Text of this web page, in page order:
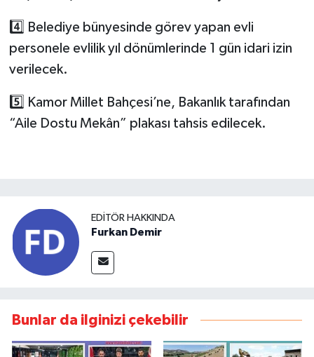
4️⃣ Belediye bünyesinde görev yapan evli
personele evlilik yıl dönümlerinde 1 gün idari izin
verilecek.
5️⃣ Kamor Millet Bahçesi’ne, Bakanlık tarafından
“Aile Dostu Mekân” plakası tahsis edilecek.
EDITÖR HAKKINDA
Furkan Demir
Bunlar da ilginizi çekebilir